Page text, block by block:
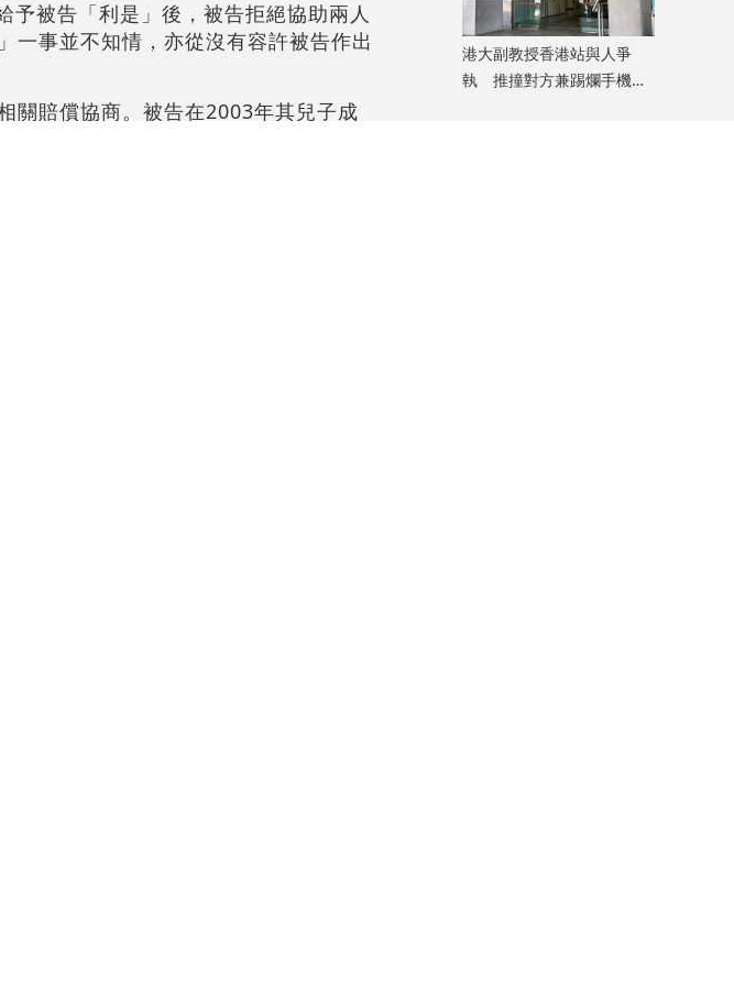
被告「利是」後，被告拒絕協助兩人
一事並不知情，亦從沒有容許被告作出
關賠償協商。被告在2003年其兒子成
港大副教授香港站與人爭
執 推撞對方兼踢爛手機